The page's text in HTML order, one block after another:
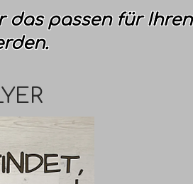
das passen für Ihren